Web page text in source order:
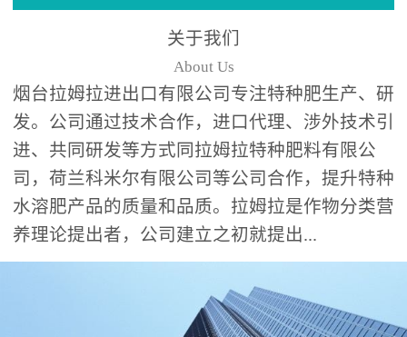
分中心”的科研开发系统，
关于我们
About Us
烟台拉姆拉进出口有限公司专注特种肥生产、研
发。公司通过技术合作，进口代理、涉外技术引
进、共同研发等方式同拉姆拉特种肥料有限公
司，荷兰科米尔有限公司等公司合作，提升特种
水溶肥产品的质量和品质。拉姆拉是作物分类营
养理论提出者，公司建立之初就提出...